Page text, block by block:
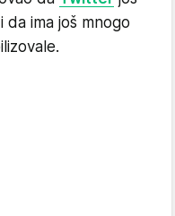
ima još mnogo